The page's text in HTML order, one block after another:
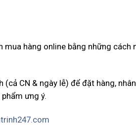
mua hàng online bằng những cách
(cả CN & ngày lễ) để đặt hàng,
ưng ý.